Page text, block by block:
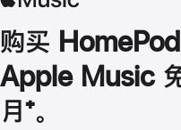
购买 HomePod
Apple Music
月 脚
⁺。